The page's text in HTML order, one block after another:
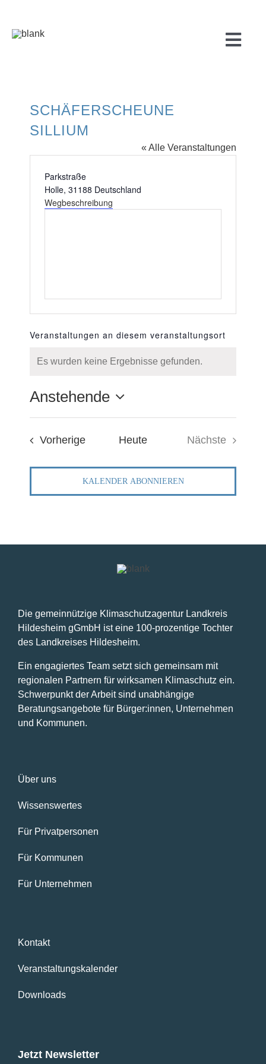
springen
Über uns
FÜR
SCHÄFERSCHEUNE
SILLIUM
« Alle Veranstaltungen
Adresse
Parkstraße
Holle, 31188 Deutschland
Wegbeschreibung
Veranstaltungen an diesem veranstaltungsort
Hinweis
Es wurden keine Ergebnisse gefunden.
Anstehende
Datum
VorherigeVeranstaltungen
Heute
Nächste
KALENDER ABONNIEREN
Die gemeinnützige Klimaschutzagentur Landkreis
Hildesheim gGmbH ist eine 100-prozentige Tochter
des Landkreises Hildesheim.
Ein engagiertes Team setzt sich gemeinsam mit
regionalen Partnern für wirksamen Klimaschutz ein.
Schwerpunkt der Arbeit sind unabhängige
Beratungsangebote für Bürger:innen, Unternehmen
und Kommunen.
Über uns
Wissenswertes
Für Privatpersonen
Für Kommunen
Für Unternehmen
Kontakt
Veranstaltungskalender
Downloads
Jetzt Newsletter